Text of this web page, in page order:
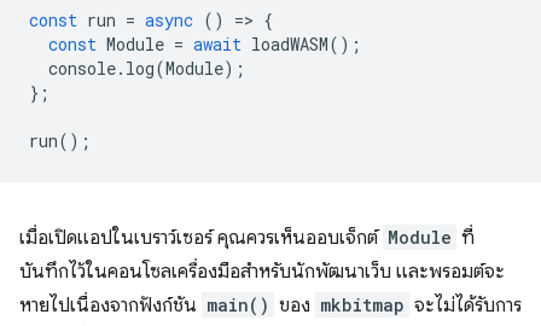
const run = async () => {
const Module = await loadWASM();
console. log(Module);
};
run();
เมื่อเปิดแอปในเบราว์เซอร์ คุณควรเห็นออบเจ็กต์ Module ที่
บันทึกไว้ในคอนโซลเครื่องมือสำหรับนักพัฒนาเว็บ และพรอมต์จะ
หายไปเนื่องจากฟังก์ชัน main() ของ mkbitmap จะไม่ได้รับการ